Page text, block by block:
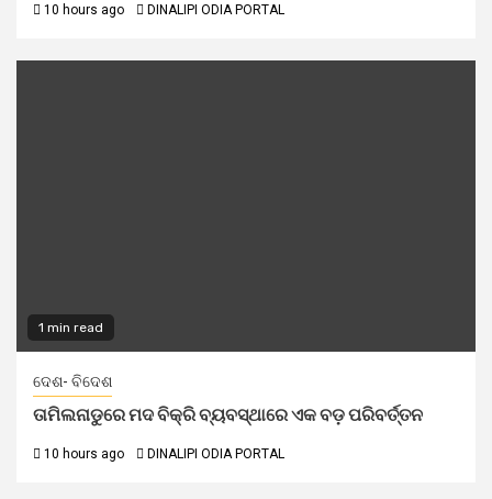
10 hours ago DINALIPI ODIA PORTAL
1 min read
ଦେଶ- ବିଦେଶ
ତାମିଲନାଡୁରେ ମଦ ବିକ୍ରି ବ୍ୟବସ୍ଥାରେ ଏକ ବଡ଼ ପରିବର୍ତ୍ତନ
10 hours ago DINALIPI ODIA PORTAL